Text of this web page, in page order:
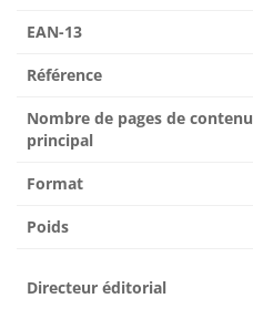
EAN-13
Référence
Nombre de pages de contenu
principal
Format
Poids
Directeur éditorial